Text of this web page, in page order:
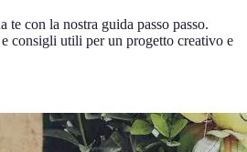
te con la nostra guida passo passo.
consigli utili per un progetto creativo e